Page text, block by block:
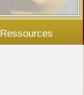
Ressources